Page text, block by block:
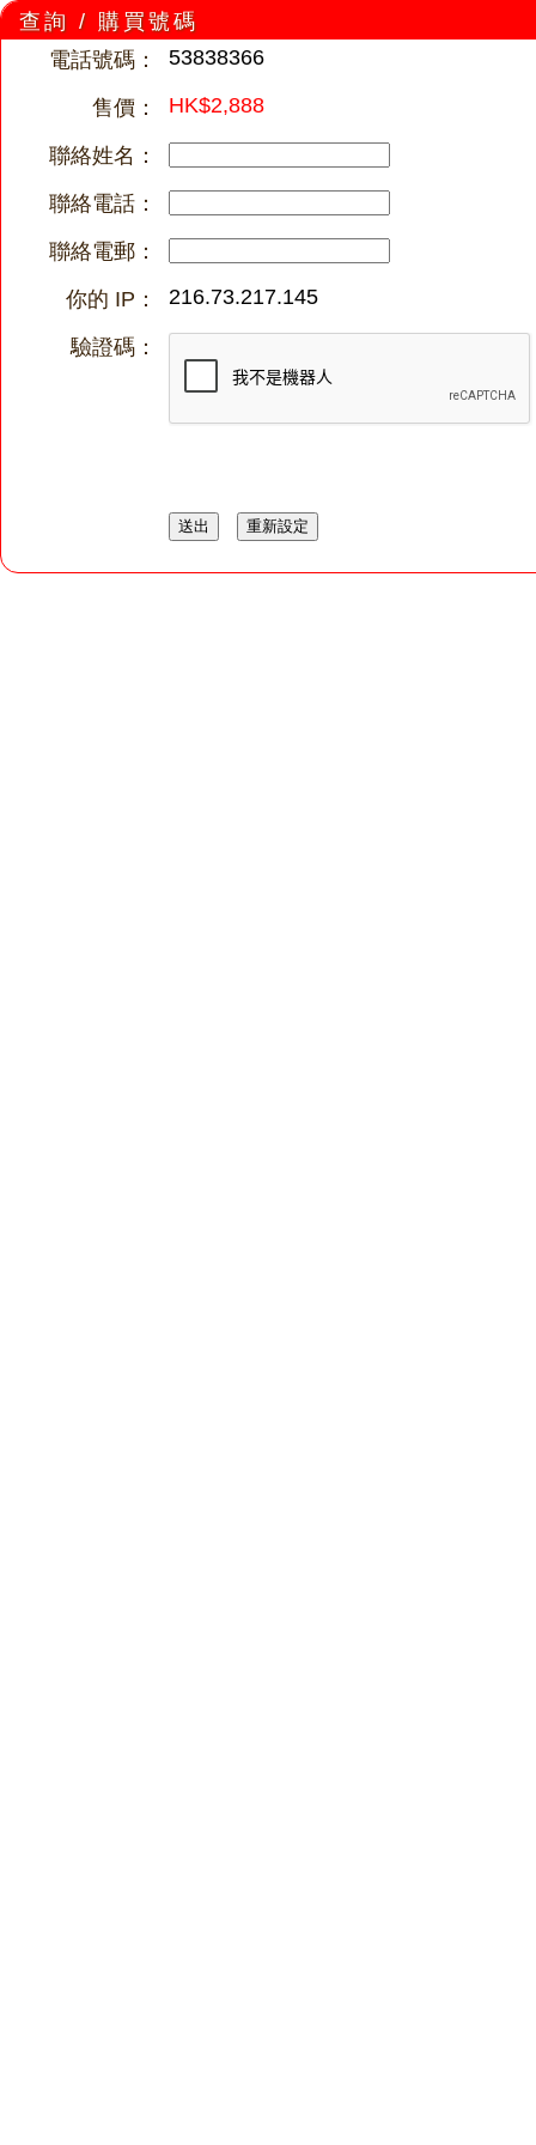
查詢 / 購買號碼
電話號碼：
53838366
售價： HK$2,888
聯絡姓名：
聯絡電話：
聯絡電郵：
你的 IP：
216.73.217.145
驗證碼：